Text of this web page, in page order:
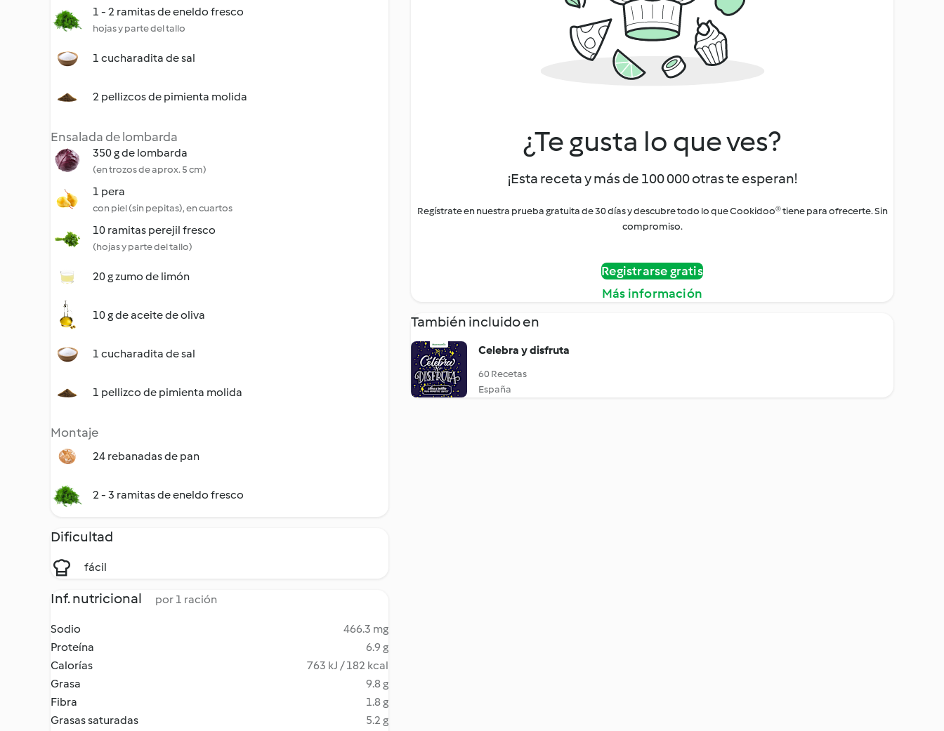
1 - 2 ramitas de eneldo fresco
hojas y parte del tallo
1 cucharadita de sal
2 pellizcos de pimienta molida
Ensalada de lombarda
350 g de lombarda
(en trozos de aprox. 5 cm)
1 pera
con piel (sin pepitas), en cuartos
10 ramitas perejil fresco
(hojas y parte del tallo)
20 g zumo de limón
10 g de aceite de oliva
1 cucharadita de sal
1 pellizco de pimienta molida
Montaje
24 rebanadas de pan
2 - 3 ramitas de eneldo fresco
Dificultad
fácil
Inf. nutricional por 1 ración
Sodio
466.3 mg
Proteína
6.9 g
Calorías
763 kJ / 182 kcal
Grasa
9.8 g
Fibra
1.8 g
Grasas saturadas
5.2 g
¿Te gusta lo que ves?
¡Esta receta y más de 100 000 otras te esperan!
Regístrate en nuestra prueba gratuita de 30 días y descubre todo lo que Cookidoo® tiene para ofrecerte. Sin
compromiso.
Registrarse gratis
Más información
También incluido en
Celebra y disfruta
60 Recetas
España